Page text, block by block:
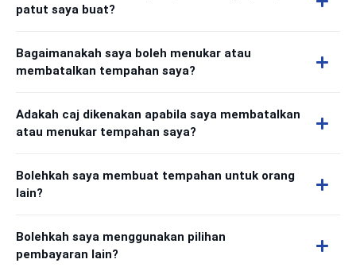
patut saya buat?
Bagaimanakah saya boleh menukar atau
membatalkan tempahan saya?
Adakah caj dikenakan apabila saya membatalkan
atau menukar tempahan saya?
Bolehkah saya membuat tempahan untuk orang
lain?
Bolehkah saya menggunakan pilihan
pembayaran lain?